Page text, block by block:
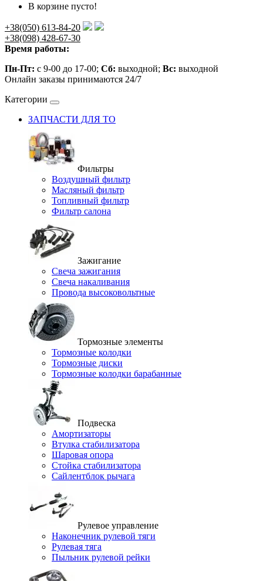
В корзине пусто!
+38(050) 613-84-20
+38(098) 428-67-30
Время работы:
Пн-Пт: с 9-00 до 17-00; Сб: выходной; Вс: выходной
Онлайн заказы принимаются 24/7
Категории
ЗАПЧАСТИ ДЛЯ ТО
Фильтры
Воздушный фильтр
Масляный фильтр
Топливный фильтр
Фильтр салона
Зажигание
Свеча зажигания
Свеча накаливания
Провода высоковольтные
Тормозные элементы
Тормозные колодки
Тормозные диски
Тормозные колодки барабанные
Подвеска
Амортизаторы
Втулка стабилизатора
Шаровая опора
Стойка стабилизатора
Сайлентблок рычага
Рулевое управление
Наконечник рулевой тяги
Рулевая тяга
Пыльник рулевой рейки